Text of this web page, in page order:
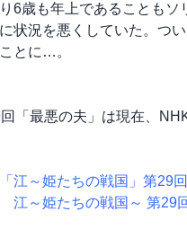
6歳も年上であることも
状況を悪くしていた。つ
とに…。
「最悪の夫」は現在、
江～姫たちの戦国」第29
江～姫たちの戦国～ 第29